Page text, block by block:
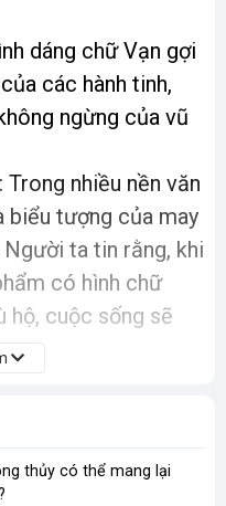
dáng chữ Vạn gợi
các hành tinh,
ngừng của vũ
: Trong nhiều nền văn
biểu tượng của may
ta tin rằng, khi
có hình chữ
hộ, cuộc sống sẽ
sẻ.
hóa với thần
thần tối cao trong
thủy có thể mang lại